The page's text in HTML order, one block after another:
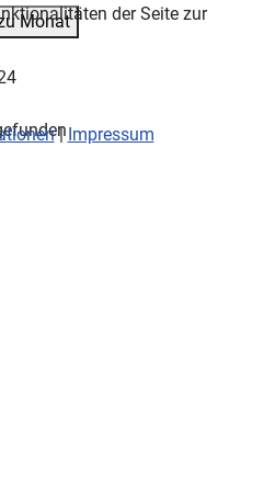
Monat
der Seite zur
|Impressum